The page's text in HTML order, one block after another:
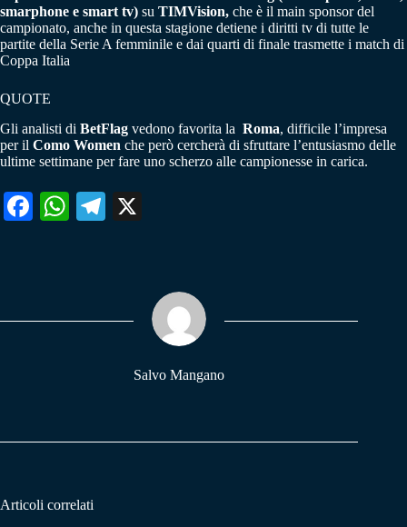
smarphone e smart tv) su TIMVision, che è il main sponsor del
campionato, anche in questa stagione detiene i diritti tv di tutte le
partite della Serie A femminile e dai quarti di finale trasmette i match di
Coppa Italia
QUOTE
Gli analisti di BetFlag vedono favorita la Roma, difficile l’impresa
per il Como Women che però cercherà di sfruttare l’entusiasmo delle
ultime settimane per fare uno scherzo alle campionesse in carica.
Fa W
pp
Te
m
Salvo Mangano
Articoli correlati